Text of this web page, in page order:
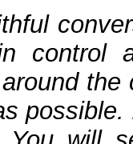
control